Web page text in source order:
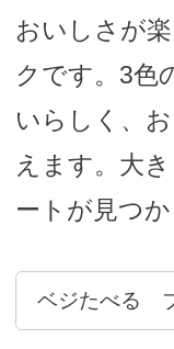
おいしさが
クです。3色
いらしく、
えます。大
ートが見つ
ベジたべる